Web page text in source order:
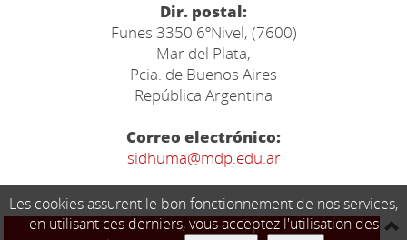
Dir. postal:
Funes 3350 6ºNivel, (7600)
Mar del Plata,
Pcia. de Buenos Aires
República Argentina
Correo electrónico:
sidhuma@mdp.edu.ar
Les cookies assurent le bon fonctionnement de nos services,
en utilisant ces derniers, vous acceptez l'utilisation des